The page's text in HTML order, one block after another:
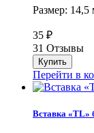
Размер: 14,5
35 ₽
31 Отзывы
Перейти в
Вставка «TL»